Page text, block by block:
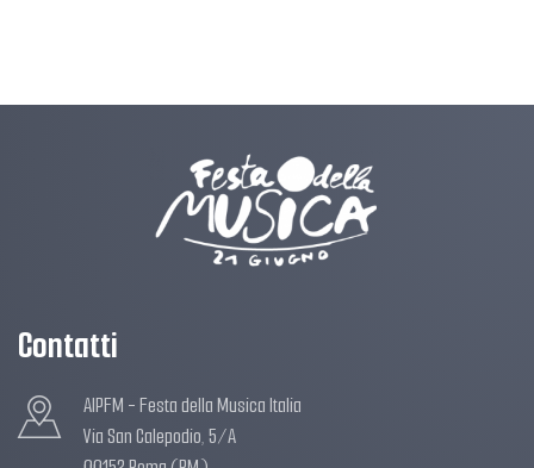
Contatti
AIPFM - Festa della Musica Italia
Via San Calepodio, 5/A